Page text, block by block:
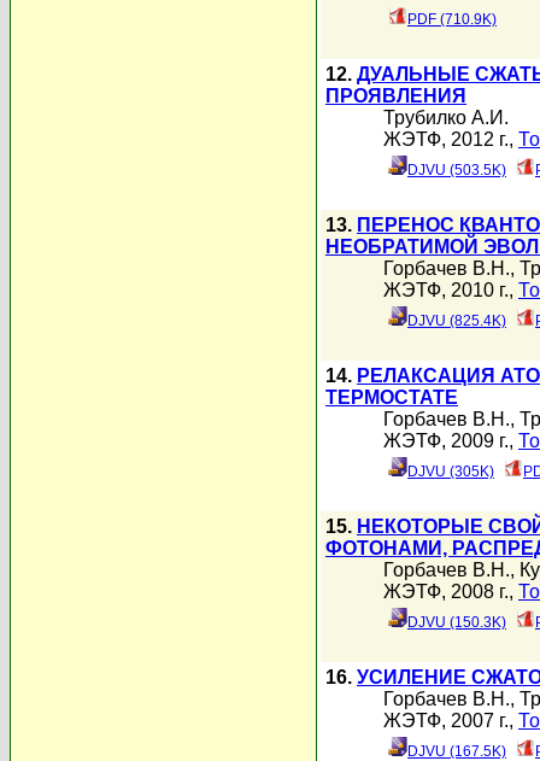
PDF (710.9K)
12. ДУАЛЬНЫЕ
ПРОЯВЛЕНИЯ
Трубилко А.И.
ЖЭТФ, 2012 г.,
DJVU (503.5K)
13. ПЕРЕНОС
НЕОБРАТИМОЙ
Горбачев В.Н.,
ЖЭТФ, 2010 г.,
DJVU (825.4K)
14. РЕЛАКСАЦИЯ
ТЕРМОСТАТЕ
Горбачев В.Н.,
ЖЭТФ, 2009 г.,
DJVU (305K)
15. НЕКОТОРЫЕ
ФОТОНАМИ,
Горбачев В.Н.,
ЖЭТФ, 2008 г.,
DJVU (150.3K)
16. УСИЛЕНИЕ
Горбачев В.Н.,
ЖЭТФ, 2007 г.,
DJVU (167.5K)